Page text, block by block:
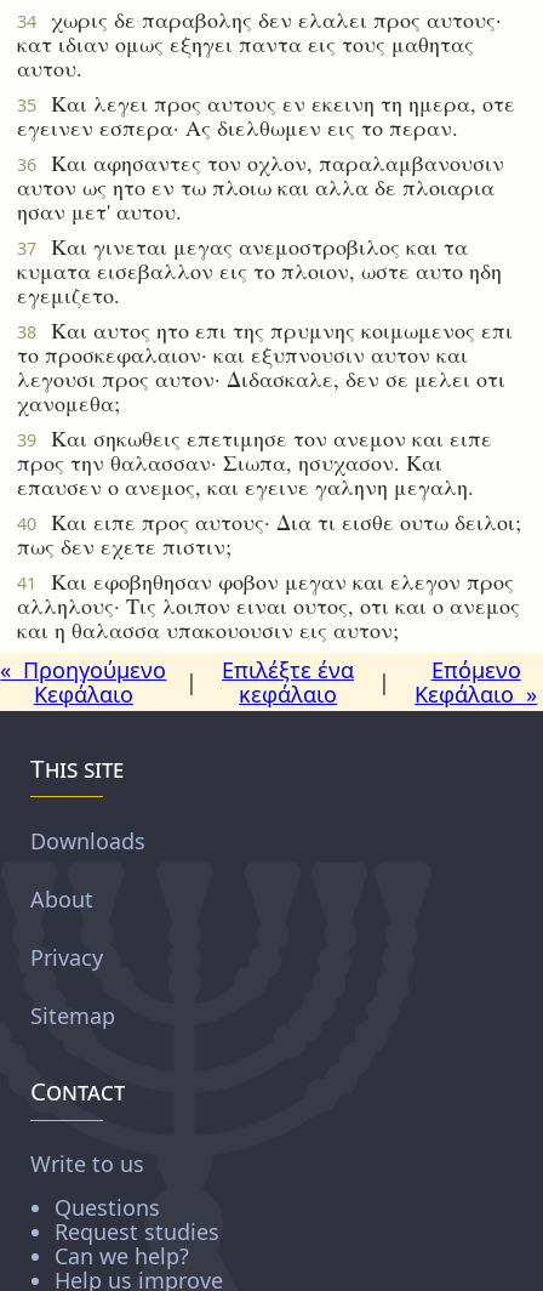
34
χωρις δε παραβολης δεν ελαλει προς αυτους·
κατ ιδιαν ομως εξηγει παντα εις τους μαθητας
αυτου.
35
Και λεγει προς αυτους εν εκεινη τη ημερα, οτε
εγεινεν εσπερα· Ας διελθωμεν εις το περαν.
36
Και αφησαντες τον οχλον, παραλαμβανουσιν
αυτον ως ητο εν τω πλοιω και αλλα δε πλοιαρια
ησαν μετ' αυτου.
37
Και γινεται μεγας ανεμοστροβιλος και τα
κυματα εισεβαλλον εις το πλοιον, ωστε αυτο ηδη
εγεμιζετο.
38
Και αυτος ητο επι της πρυμνης κοιμωμενος επι
το προσκεφαλαιον· και εξυπνουσιν αυτον και
λεγουσι προς αυτον· Διδασκαλε, δεν σε μελει οτι
χανομεθα;
39
Και σηκωθεις επετιμησε τον ανεμον και ειπε
προς την θαλασσαν· Σιωπα, ησυχασον. Και
επαυσεν ο ανεμος, και εγεινε γαληνη μεγαλη.
40
Και ειπε προς αυτους· Δια τι εισθε ουτω δειλοι;
πως δεν εχετε πιστιν;
41
Και εφοβηθησαν φοβον μεγαν και ελεγον προς
αλληλους· Τις λοιπον ειναι ουτος, οτι και ο ανεμος
και η θαλασσα υπακουουσιν εις αυτον;
« Προηγούμενο
Κεφάλαιο
|
Επιλέξτε ένα
κεφάλαιο
|
Επόμενο
Κεφάλαιο »
This site
Downloads
About
Privacy
Sitemap
Contact
Write to us
Questions
Request studies
Can we help?
Help us improve